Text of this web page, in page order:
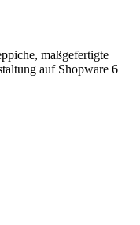
maßgefertigte
auf Shopware 6